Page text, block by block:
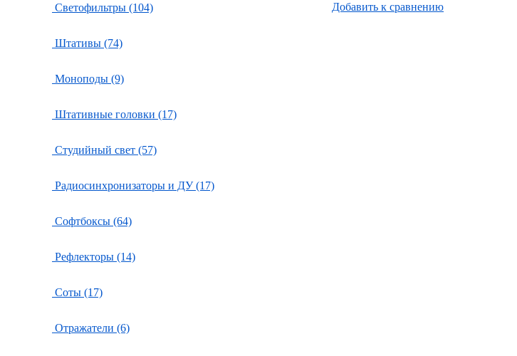
Светофильтры (104)
Штативы (74)
Моноподы (9)
Штативные головки (17)
Студийный свет (57)
Радиосинхронизаторы и ДУ (17)
Софтбоксы (64)
Рефлекторы (14)
Соты (17)
Отражатели (6)
Добавить к cравнению